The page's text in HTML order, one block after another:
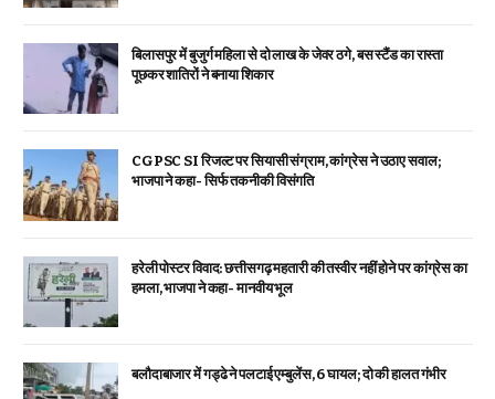
बिलासपुर में बुजुर्ग महिला से दो लाख के जेवर ठगे, बस स्टैंड का रास्ता
पूछकर शातिरों ने बनाया शिकार
CGPSC SI रिजल्ट पर सियासी संग्राम, कांग्रेस ने उठाए सवाल;
भाजपा ने कहा- सिर्फ तकनीकी विसंगति
हरेली पोस्टर विवाद: छत्तीसगढ़ महतारी की तस्वीर नहीं होने पर कांग्रेस का
हमला, भाजपा ने कहा- मानवीय भूल
बलौदाबाजार में गड्ढे ने पलटाई एम्बुलेंस, 6 घायल; दो की हालत गंभीर